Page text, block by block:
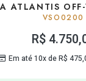
ATLANTIS
VSO0200
R$
Em até 10x deR$